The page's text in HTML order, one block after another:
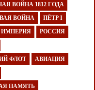
ВОЙНА 1812 ГОДА
ВОЙНА ПЁТР I
РОССИЯ
ФЛОТ АВИАЦИЯ
ПАМЯТЬ